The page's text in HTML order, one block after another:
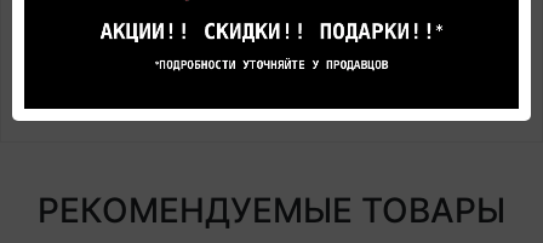
могут не совпадают с реальными, а лишь дают
общее представление об оттенках цвета и
РЕКОМЕНДУЕМЫЕ ТОВАРЫ